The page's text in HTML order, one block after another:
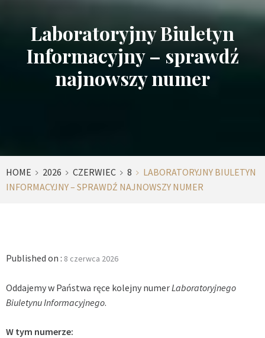
Laboratoryjny Biuletyn
Informacyjny – sprawdź
najnowszy numer
HOME 2026 CZERWIEC 8
LABORATORYJNY BIULETYN
INFORMACYJNY – SPRAWDŹ NAJNOWSZY NUMER
Published on : 8 czerwca 2026
Oddajemy w Państwa ręce kolejny numerLaboratoryjnego
Biuletynu Informacyjnego.
W tym numerze: